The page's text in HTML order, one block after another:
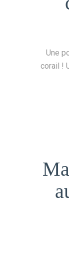
Une
corail !